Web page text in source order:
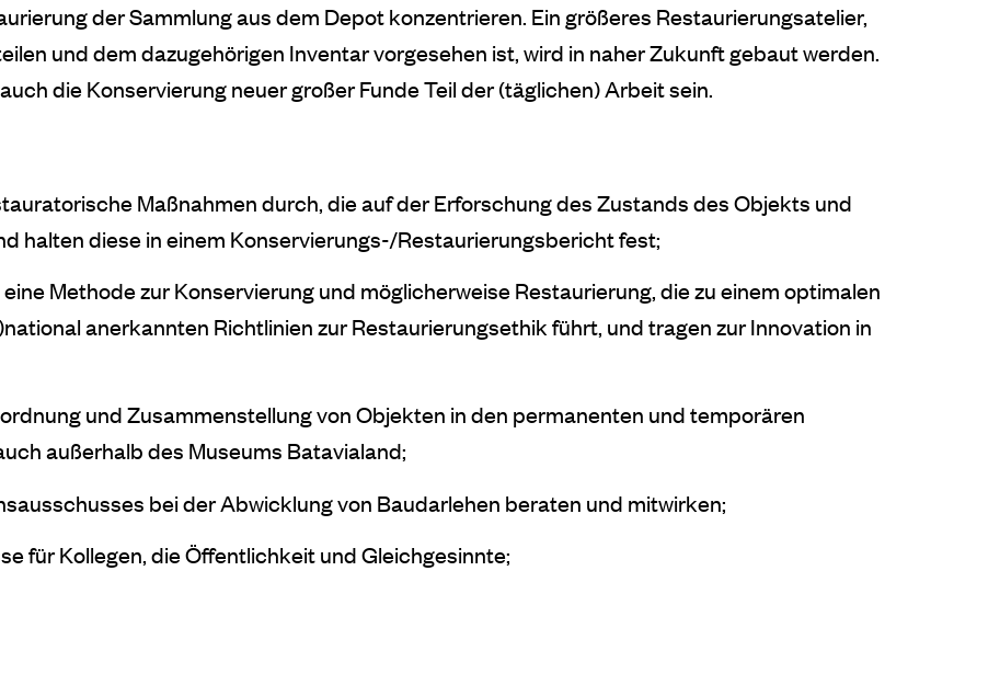
der Sammlung aus dem Depot konzentrieren. Ein größeres Restaurierungsatelier,
und dem dazugehörigen Inventar vorgesehen ist, wird in naher Zukunft gebaut werden.
die Konservierung neuer großer Funde Teil der (täglichen) Arbeit sein.
Maßnahmen durch, die auf der Erforschung des Zustands des Objekts und
halten diese in einem Konservierungs-/Restaurierungsbericht fest;
Methode zur Konservierung und möglicherweise Restaurierung, die zu einem optimalen
anerkannten Richtlinien zur Restaurierungsethik führt, und tragen zur Innovation in
und Zusammenstellung von Objekten in den permanenten und temporären
außerhalb des Museums Batavialand;
bei der Abwicklung von Baudarlehen beraten und mitwirken;
für Kollegen, die Öffentlichkeit und Gleichgesinnte;